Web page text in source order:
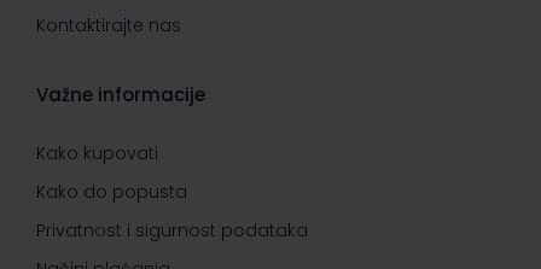
Kontaktirajte nas
Važne informacije
Kako kupovati
Kako do popusta
Privatnost i sigurnost podataka